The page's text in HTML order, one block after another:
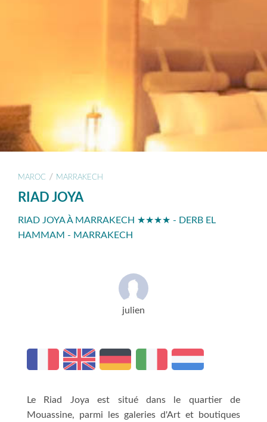
MAROC / MARRAKECH
RIAD JOYA
RIAD JOYA À MARRAKECH ★★★★ - DERB EL
HAMMAM - MARRAKECH
julien
Le Riad Joya est situé dans le quartier de
Mouassine, parmi les galeries d'Art et boutiques